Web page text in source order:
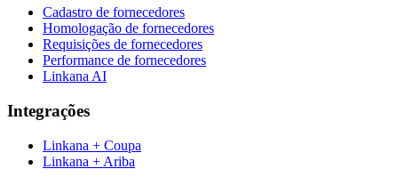
Cadastro de fornecedores
Homologação de fornecedores
Requisições de fornecedores
Performance de fornecedores
Linkana AI
Integrações
Linkana + Coupa
Linkana + Ariba